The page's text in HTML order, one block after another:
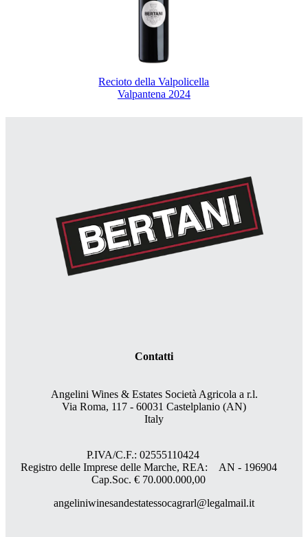
Recioto della Valpolicella
Valpantena 2024
Contatti
Angelini Wines & Estates Società Agricola a r.l.
Via Roma, 117 - 60031 Castelplanio (AN)
Italy
P.IVA/C.F.: 02555110424
Registro delle Imprese delle Marche, REA: AN - 196904
Cap.Soc. € 70.000.000,00
angeliniwinesandestatessocagrarl@legalmail.it